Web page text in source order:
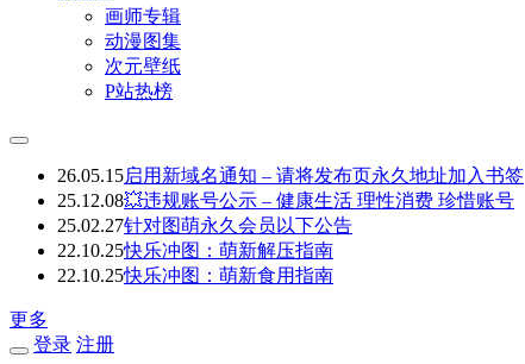
画师专辑
动漫图集
次元壁纸
P站热榜
26.05.15启用新域名通知 – 请将发布页永久地址加入书签
25.12.08💥违规账号公示 – 健康生活 理性消费 珍惜账号
25.02.27针对图萌永久会员以下公告
22.10.25快乐冲图：萌新解压指南
22.10.25快乐冲图：萌新食用指南
更多
登录 注册